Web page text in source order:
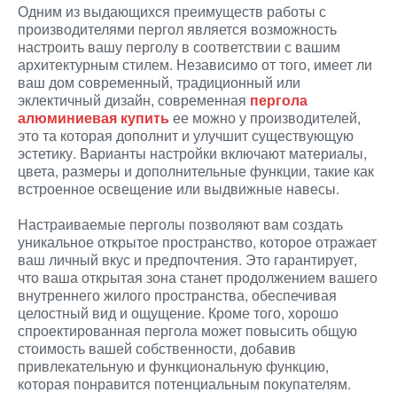
Одним из выдающихся преимуществ работы с
производителями пергол является возможность
настроить вашу перголу в соответствии с вашим
архитектурным стилем. Независимо от того, имеет ли
ваш дом современный, традиционный или
эклектичный дизайн, современная пергола
алюминиевая купить ее можно у производителей,
это та которая дополнит и улучшит существующую
эстетику. Варианты настройки включают материалы,
цвета, размеры и дополнительные функции, такие как
встроенное освещение или выдвижные навесы.
Настраиваемые перголы позволяют вам создать
уникальное открытое пространство, которое отражает
ваш личный вкус и предпочтения. Это гарантирует,
что ваша открытая зона станет продолжением вашего
внутреннего жилого пространства, обеспечивая
целостный вид и ощущение. Кроме того, хорошо
спроектированная пергола может повысить общую
стоимость вашей собственности, добавив
привлекательную и функциональную функцию,
которая понравится потенциальным покупателям.